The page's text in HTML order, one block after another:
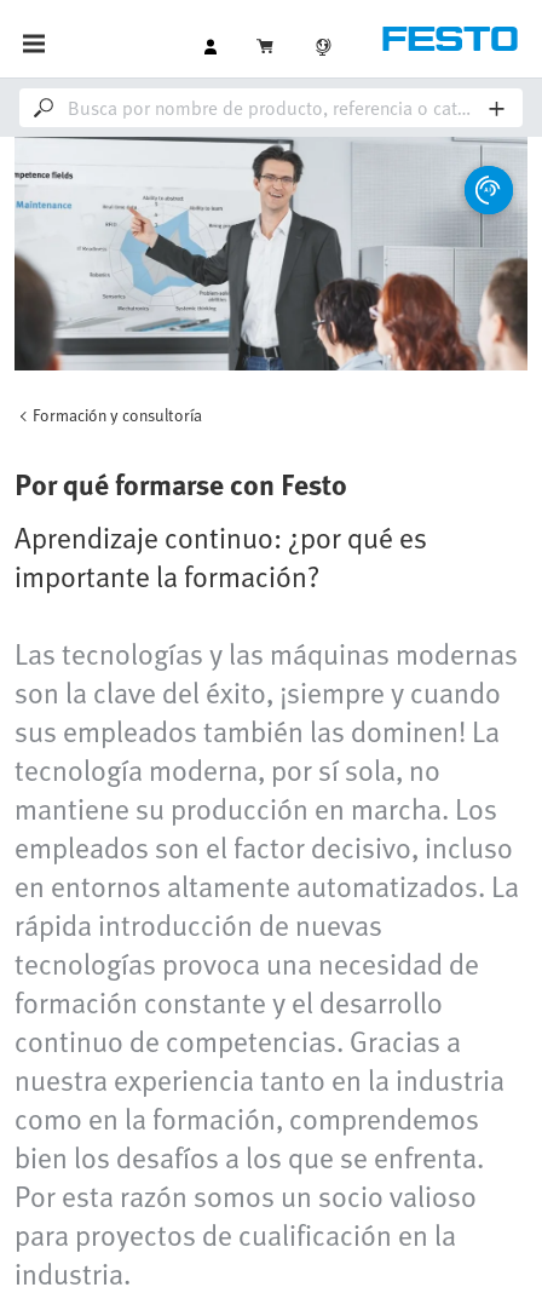
Formación y consultoría
Por qué formarse con Festo
Aprendizaje continuo: ¿por qué es
importante la formación?
Las tecnologías y las máquinas modernas
son la clave del éxito, ¡siempre y cuando
sus empleados también las dominen! La
tecnología moderna, por sí sola, no
mantiene su producción en marcha. Los
empleados son el factor decisivo, incluso
en entornos altamente automatizados. La
rápida introducción de nuevas
tecnologías provoca una necesidad de
formación constante y el desarrollo
continuo de competencias. Gracias a
nuestra experiencia tanto en la industria
como en la formación, comprendemos
bien los desafíos a los que se enfrenta.
Por esta razón somos un socio valioso
para proyectos de cualificación en la
industria.